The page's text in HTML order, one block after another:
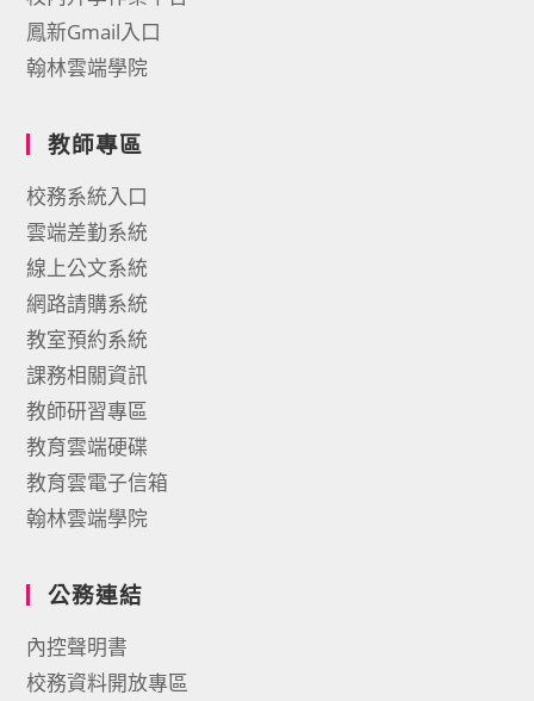
鳳新Gmail入口
翰林雲端學院
教師專區
校務系統入口
雲端差勤系統
線上公文系統
網路請購系統
教室預約系統
課務相關資訊
教師研習專區
教育雲端硬碟
教育雲電子信箱
翰林雲端學院
公務連結
內控聲明書
校務資料開放專區